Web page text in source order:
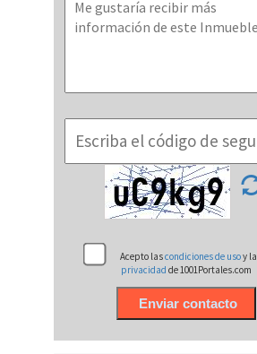
Acepto lascondiciones de usoy la
privacidadde 1001Portales.com